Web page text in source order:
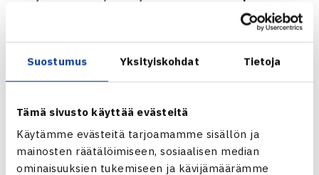
Suostumus Yksityiskohdat Tietoja
Tämä sivusto käyttää evästeitä
Käytämme evästeitä tarjoamamme sisällön ja
mainosten räätälöimiseen, sosiaalisen median
ominaisuuksien tukemiseen ja kävijämäärämme
Venäjän
USAn Alix
Theodossioun. Pääsarjaan nousee varmasti yksi
Pääsarjan kaavio arvotaan maanantaina karsinnan
otteluiden jälkeen. Kaavioon pääsevät suoraanEmma
Laine, Mia Eklund, Ella Leivo, Saana Saarteinen